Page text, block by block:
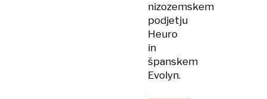
nizozemskem
podjetju
Heuro
in
španskem
Evolyn.